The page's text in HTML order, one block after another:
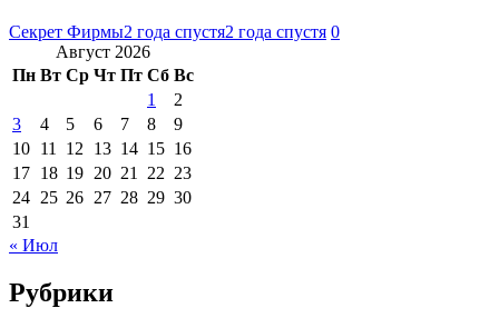
Секрет Фирмы2 года спустя2 года спустя 0
Август 2026
Пн Вт Ср Чт Пт Сб Вс
1
2
3
4 5 6 7 8
9
10 11 12 13 14 15 16
17 18 19 20 21 22 23
24 25 26 27 28 29 30
31
« Июл
Рубрики